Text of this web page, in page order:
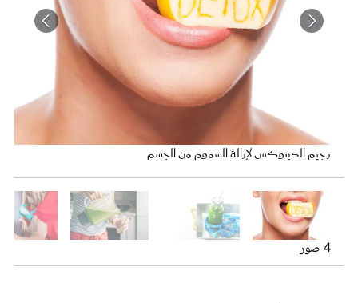
رجيم الديتوكس لإزالة السموم من الجسم
يساعد رجيم الديتوكس وبشكل كبير في تنظيف الجسم من السموم
وخسارة الوزن
يعتمد رجيم الديتوكس على شرب عصائر الفاكهة والخضروات الطازجة
والعصائر والمياه والشاي
يساعد رجيم الديتوكس على فقدان الدهون المتراكمة في الجسم
4 صور
مطبخ سيدتي
مقالات الرأي